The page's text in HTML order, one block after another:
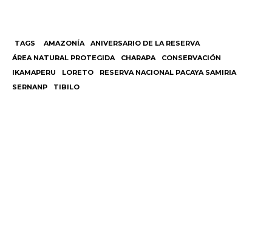
TAGS AMAZONÍA
ANIVERSARIO DE LA RESERVA
ÁREA NATURAL PROTEGIDA
CHARAPA
CONSERVACIÓN
IKAMAPERU
LORETO
RESERVA NACIONAL PACAYA SAMIRIA
SERNANP
TIBILO